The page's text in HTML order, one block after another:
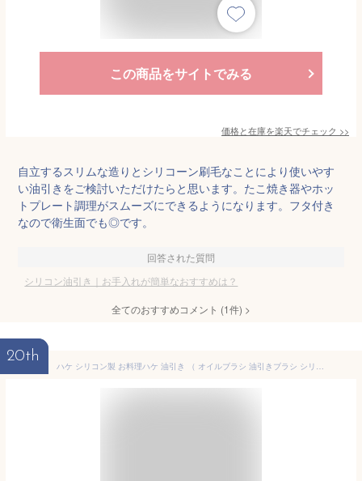
この商品をサイトでみる
価格と在庫を楽天でチェック >>
自立するスリムな造りとシリコーン刷毛なことにより使いやす
い油引きをご検討いただけたらと思います。たこ焼き器やホッ
トプレート調理がスムーズにできるようになります。フタ付き
なので衛生面でも◎です。
回答された質問
シリコン油引き｜お手入れが簡単なおすすめは？
全てのおすすめコメント (1件) >
20th
ハケ シリコン製 お料理ハケ 油引き （ オイルブラシ 油引きブラシ シリコン油引き 食洗機対応 油引き用ブラシ 油ひき 刷毛 はけ 料理ハケ 油塗り 調理用 料理用 ） 【3980円以上送料無料】